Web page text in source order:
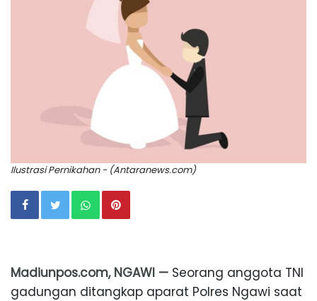
Ilustrasi Pernikahan - (Antaranews.com)
Madiunpos.com, NGAWI — Seorang anggota TNI
gadungan ditangkap aparat Polres Ngawi saat